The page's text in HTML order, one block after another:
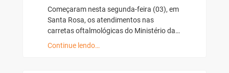
Começaram nesta segunda-feira (03), em
Santa Rosa, os atendimentos nas
carretas oftalmológicas do Ministério da…
Continue lendo…